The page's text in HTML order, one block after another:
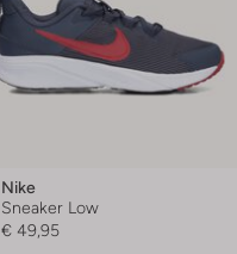
Nike
Sneaker Low
€ 49,95